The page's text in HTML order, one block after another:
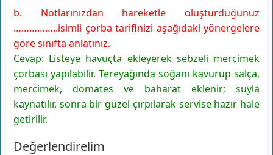
b. Notlarınızdan hareketle oluşturduğunuz
……………..isimli çorba tarifinizi aşağıdaki yönergelere
göre sınıfta anlatınız.
Cevap: Listeye havuçta ekleyerek sebzeli mercimek
çorbası yapılabilir. Tereyağında soğanı kavurup salça,
mercimek, domates ve baharat eklenir; suyla
kaynatılır, sonra bir güzel çırpılarak servise hazır hale
getirilir.
Değerlendirelim